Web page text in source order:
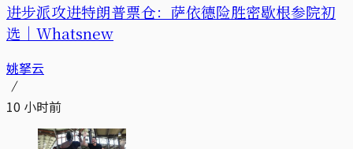
进步派攻进特朗普票仓：萨依德险胜密歇根参院初
选｜Whatsnew
姚拏云
10 小时前